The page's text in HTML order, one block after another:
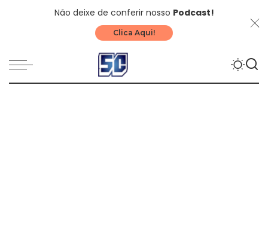
Não deixe de conferir nosso Podcast!
Clica Aqui!